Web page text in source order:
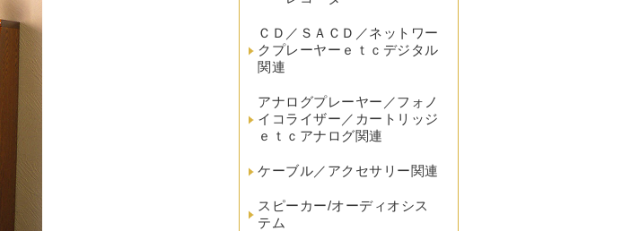
ＣＤ／ＳＡＣＤ／ネットワー
クプレーヤーｅｔｃデジタル
関連
アナログプレーヤー／フォノ
イコライザー／カートリッジ
ｅｔｃアナログ関連
ケーブル／アクセサリー関連
スピーカー/オーディオシス
テム